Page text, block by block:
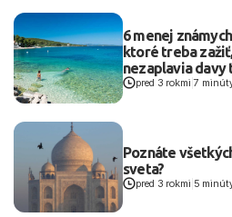
6 menej
ktoré treba
nezaplavia
pred 3 rokmi |7
Poznáte
sveta?
pred 3 rokmi 5